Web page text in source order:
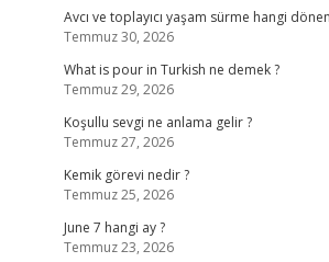
Avcı ve toplayıcı yaşam sürme hangi
Temmuz 30, 2026
What is pour in Turkish ne demek ?
Temmuz 29, 2026
Koşullu sevgi ne anlama gelir ?
Temmuz 27, 2026
Kemik görevi nedir ?
Temmuz 25, 2026
June 7 hangi ay ?
Temmuz 23, 2026